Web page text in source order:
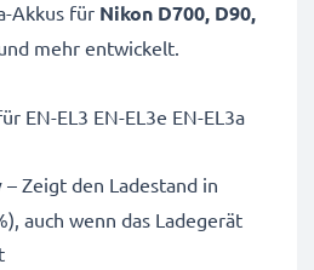
Akkus für Nikon D700, D90,
mehr entwickelt.
EN-EL3 EN-EL3e EN-EL3a
– Zeigt den Ladestand in
auch wenn das Ladegerät